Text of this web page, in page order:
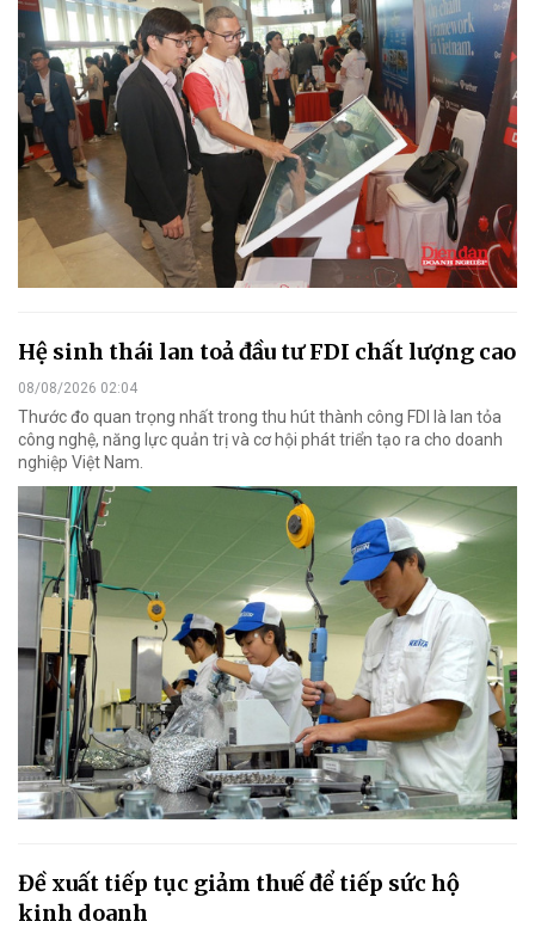
Hệ sinh thái lan toả đầu tư FDI chất lượng cao
08/08/2026 02:04
Thước đo quan trọng nhất trong thu hút thành công FDI là lan tỏa
công nghệ, năng lực quản trị và cơ hội phát triển tạo ra cho doanh
nghiệp Việt Nam.
Đề xuất tiếp tục giảm thuế để tiếp sức hộ
kinh doanh